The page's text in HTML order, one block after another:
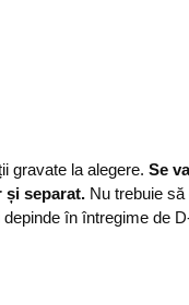
gravate la alegere. Se
și separat. Nu trebuie
în întregime de